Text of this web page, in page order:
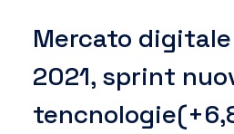
Mercato digitale
2021, sprint